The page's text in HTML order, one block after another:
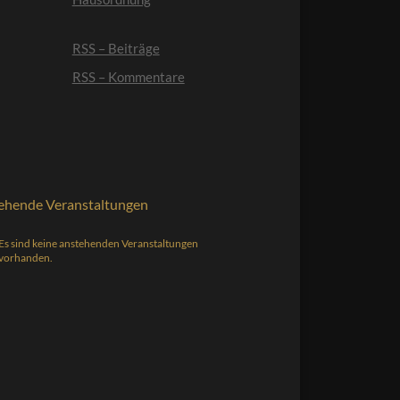
RSS – Beiträge
RSS – Kommentare
Veranstaltungen
Es sind keine anstehenden Veranstaltungen